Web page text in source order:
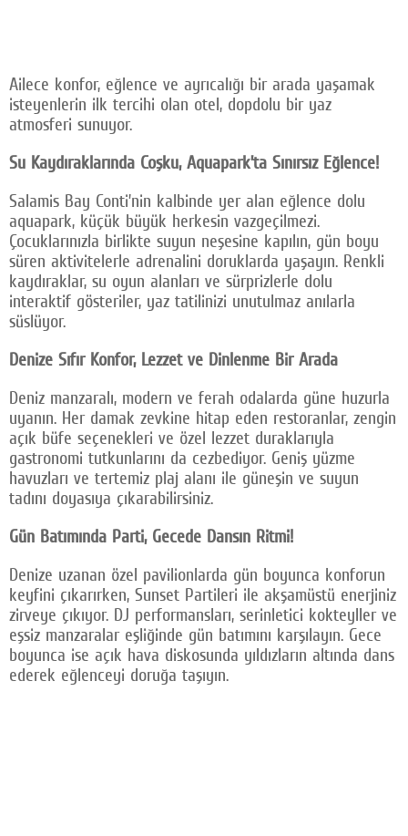
Ailece konfor, eğlence ve ayrıcalığı bir arada yaşamak
isteyenlerin ilk tercihi olan otel, dopdolu bir yaz
atmosferi sunuyor.
Su Kaydıraklarında Coşku, Aquapark’ta Sınırsız Eğlence!
Salamis Bay Conti’nin kalbinde yer alan eğlence dolu
aquapark, küçük büyük herkesin vazgeçilmezi.
Çocuklarınızla birlikte suyun neşesine kapılın, gün boyu
süren aktivitelerle adrenalini doruklarda yaşayın. Renkli
kaydıraklar, su oyun alanları ve sürprizlerle dolu
interaktif gösteriler, yaz tatilinizi unutulmaz anılarla
süslüyor.
Denize Sıfır Konfor, Lezzet ve Dinlenme Bir Arada
Deniz manzaralı, modern ve ferah odalarda güne huzurla
uyanın. Her damak zevkine hitap eden restoranlar, zengin
açık büfe seçenekleri ve özel lezzet duraklarıyla
gastronomi tutkunlarını da cezbediyor. Geniş yüzme
havuzları ve tertemiz plaj alanı ile güneşin ve suyun
tadını doyasıya çıkarabilirsiniz.
Gün Batımında Parti, Gecede Dansın Ritmi!
Denize uzanan özel pavilionlarda gün boyunca konforun
keyfini çıkarırken, Sunset Partileri ile akşamüstü enerjiniz
zirveye çıkıyor. DJ performansları, serinletici kokteyller ve
eşsiz manzaralar eşliğinde gün batımını karşılayın. Gece
boyunca ise açık hava diskosunda yıldızların altında dans
ederek eğlenceyi doruğa taşıyın.